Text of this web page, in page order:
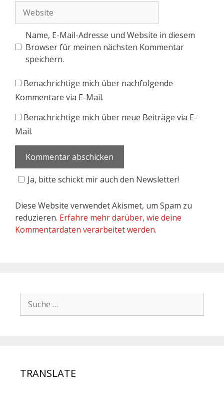
Name, E-Mail-Adresse und Website in diesem
Browser für meinen nächsten Kommentar
speichern.
Benachrichtige mich über nachfolgende
Kommentare via E-Mail.
Benachrichtige mich über neue Beiträge via E-
Mail.
Ja, bitte schickt mir auch den Newsletter!
Diese Website verwendet Akismet, um Spam zu
reduzieren. Erfahre mehr darüber, wie deine
Kommentardaten verarbeitet werden.
TRANSLATE